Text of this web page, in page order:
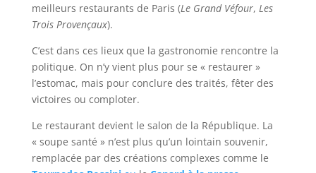
meilleurs restaurants de Paris (Le Grand Véfour, Les
Trois Provençaux).
C’est dans ces lieux que la gastronomie rencontre la
politique. On n’y vient plus pour se « restaurer »
l’estomac, mais pour conclure des traités, fêter des
victoires ou comploter.
Le restaurant devient le salon de la République. La
« soupe santé » n’est plus qu’un lointain souvenir,
remplacée par des créations complexes comme le